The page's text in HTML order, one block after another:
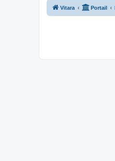
Vitara Portail